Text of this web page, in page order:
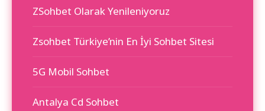
ZSohbet Olarak Yenileniyoruz
Zsohbet Türkiye’nin En İyi Sohbet Sitesi
5G Mobil Sohbet
Antalya Cd Sohbet